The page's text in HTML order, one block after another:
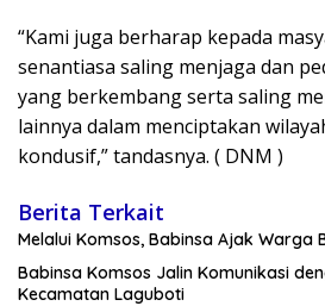
“Kami juga berharap kepada
senantiasa saling menjaga dan
yang berkembang serta saling
lainnya dalam menciptakan
kondusif,” tandasnya. ( DNM )
Berita Terkait
Melalui Komsos, Babinsa Ajak Warga
Babinsa Komsos Jalin Komunikasi
Kecamatan Laguboti